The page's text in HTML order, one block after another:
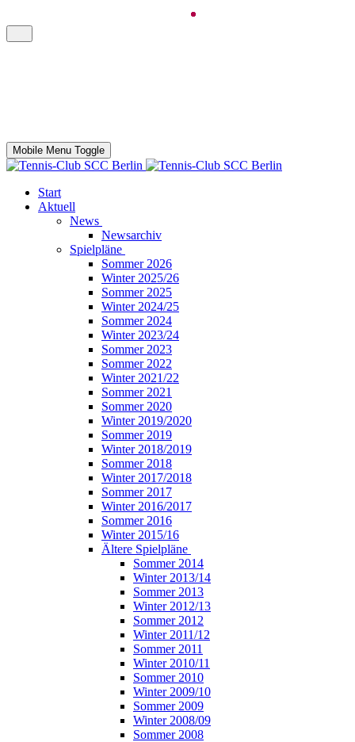
Mobile Menu Toggle
Start
Aktuell
News
Newsarchiv
Spielpläne
Sommer 2026
Winter 2025/26
Sommer 2025
Winter 2024/25
Sommer 2024
Winter 2023/24
Sommer 2023
Sommer 2022
Winter 2021/22
Sommer 2021
Sommer 2020
Winter 2019/2020
Sommer 2019
Winter 2018/2019
Sommer 2018
Winter 2017/2018
Sommer 2017
Winter 2016/2017
Sommer 2016
Winter 2015/16
Ältere Spielpläne
Sommer 2014
Winter 2013/14
Sommer 2013
Winter 2012/13
Sommer 2012
Winter 2011/12
Sommer 2011
Winter 2010/11
Sommer 2010
Winter 2009/10
Sommer 2009
Winter 2008/09
Sommer 2008